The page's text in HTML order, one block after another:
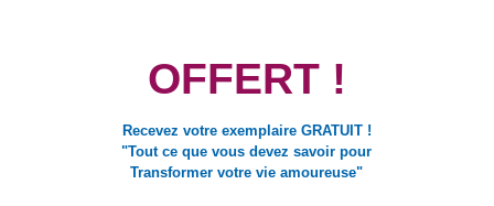
OFFERT !
Recevez votre exemplaire GRATUIT !
"Tout ce que vous devez savoir pour
Transformer votre vie amoureuse"